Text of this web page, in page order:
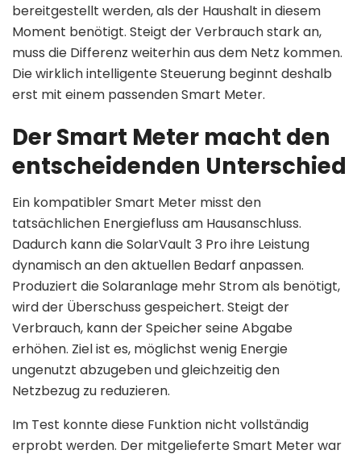
bereitgestellt werden, als der Haushalt in diesem
Moment benötigt. Steigt der Verbrauch stark an,
muss die Differenz weiterhin aus dem Netz kommen.
Die wirklich intelligente Steuerung beginnt deshalb
erst mit einem passenden Smart Meter.
Der Smart Meter macht den
entscheidenden Unterschied
Ein kompatibler Smart Meter misst den
tatsächlichen Energiefluss am Hausanschluss.
Dadurch kann die SolarVault 3 Pro ihre Leistung
dynamisch an den aktuellen Bedarf anpassen.
Produziert die Solaranlage mehr Strom als benötigt,
wird der Überschuss gespeichert. Steigt der
Verbrauch, kann der Speicher seine Abgabe
erhöhen. Ziel ist es, möglichst wenig Energie
ungenutzt abzugeben und gleichzeitig den
Netzbezug zu reduzieren.
Im Test konnte diese Funktion nicht vollständig
erprobt werden. Der mitgelieferte Smart Meter war